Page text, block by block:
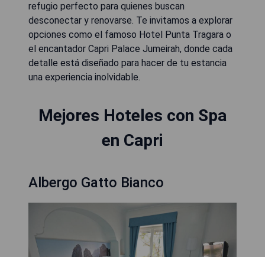
refugio perfecto para quienes buscan
desconectar y renovarse. Te invitamos a explorar
opciones como el famoso Hotel Punta Tragara o
el encantador Capri Palace Jumeirah, donde cada
detalle está diseñado para hacer de tu estancia
una experiencia inolvidable.
Mejores Hoteles con Spa
en Capri
Albergo Gatto Bianco